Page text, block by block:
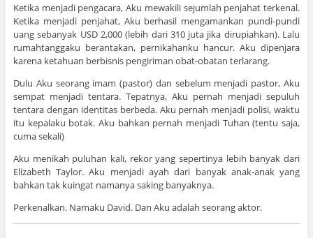
Ketika menjadi pengacara, Aku mewakili sejumlah penjahat terkenal.
Ketika menjadi penjahat, Aku berhasil mengamankan pundi-pundi
uang sebanyak USD 2,000 (lebih dari 310 juta jika dirupiahkan). Lalu
rumahtanggaku berantakan, pernikahanku hancur. Aku dipenjara
karena ketahuan berbisnis pengiriman obat-obatan terlarang.
Dulu Aku seorang imam (pastor) dan sebelum menjadi pastor, Aku
sempat menjadi tentara. Tepatnya, Aku pernah menjadi sepuluh
tentara dengan identitas berbeda. Aku pernah menjadi polisi, waktu
itu kepalaku botak. Aku bahkan pernah menjadi Tuhan (tentu saja,
cuma sekali)
Aku menikah puluhan kali, rekor yang sepertinya lebih banyak dari
Elizabeth Taylor. Aku menjadi ayah dari banyak anak-anak yang
bahkan tak kuingat namanya saking banyaknya.
Perkenalkan. Namaku David. Dan Aku adalah seorang aktor.